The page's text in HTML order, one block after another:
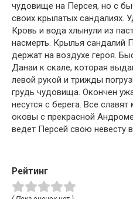
чудовище на Персея, но с
своих крылатых сандалиях.
Кровь и вода хлынули из
насмерть. Крылья сандалий
держат на воздухе героя.
Данаи к скале, которая
левой рукой и трижды
грудь чудовища. Окончен
несутся с берега. Все
оковы с прекрасной
ведет Персей свою невесту
Рейтинг